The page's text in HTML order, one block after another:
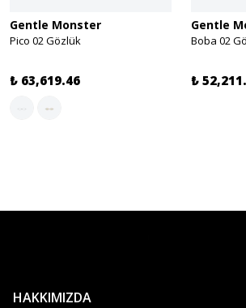
Gentle Monster
Pico 02 Gözlük
₺ 63,619.46
Gentle
Boba 02
₺
HAKKIMIZDA